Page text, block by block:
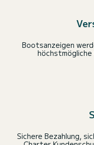
Bootsanzeigen
Sichere Bezahlung,